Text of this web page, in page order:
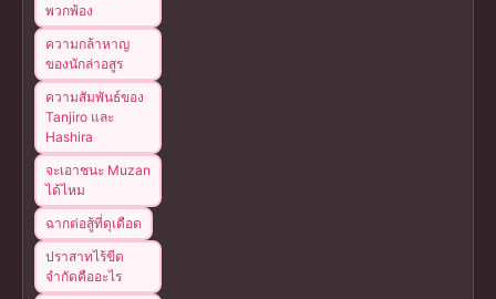
พวกพ้อง
ความกล้าหาญ
ของนักล่าอสูร
ความสัมพันธ์ของ
Tanjiro และ
Hashira
จะเอาชนะ Muzan
ได้ไหม
ฉากต่อสู้ที่ดุเดือด
ปราสาทไร้ขีด
จำกัดคืออะไร